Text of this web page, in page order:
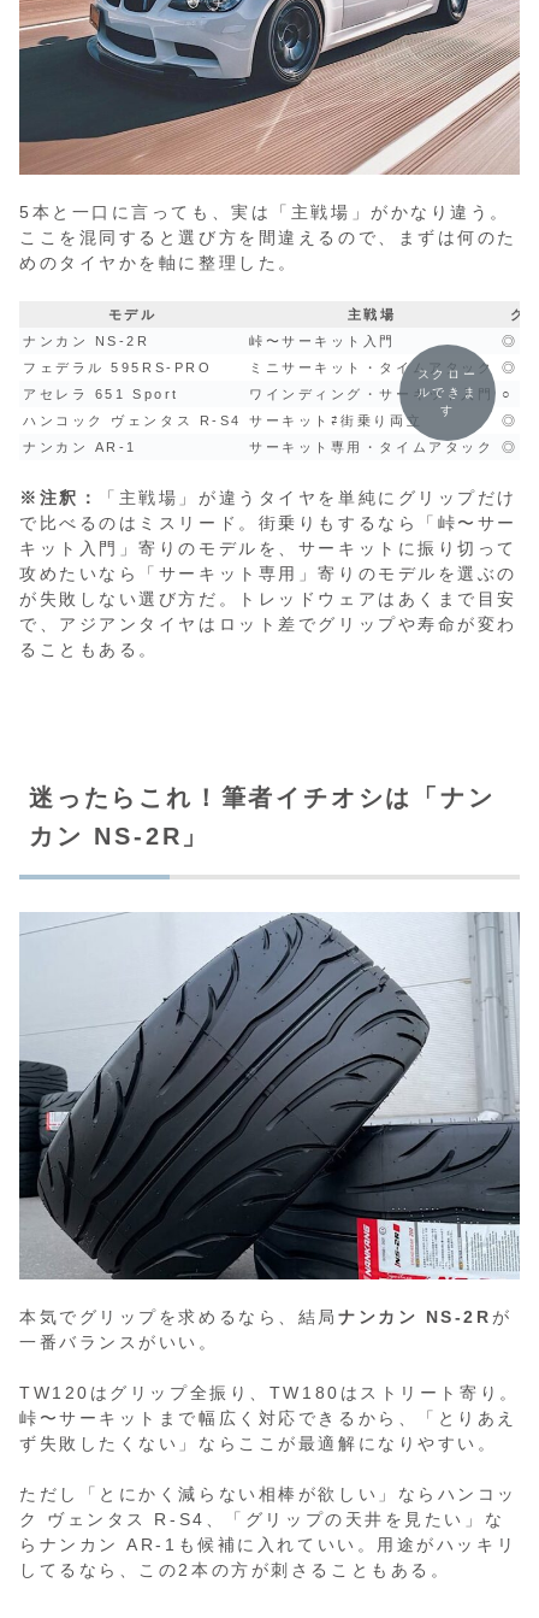
5本と一口に言っても、実は「主戦場」がかなり違う。
ここを混同すると選び方を間違えるので、まずは何のた
めのタイヤかを軸に整理した。
モデル 主戦場
グ
ナンカン NS-2R
峠〜サーキット入門
◎
フェデラル 595RS-PRO
ミニサーキット・タイムアタック
◎
アセレラ 651 Sport
ワインディング・サーキット入門
○
ハンコック ヴェンタス R-S4
サーキット⇄街乗り両立
◎（
ナンカン AR-1
サーキット専用・タイムアタック ◎
スクロー
ルできま
す
※注釈：
「主戦場」が違うタイヤを単純にグリップだけ
で比べるのはミスリード。街乗りもするなら「峠〜サー
キット入門」寄りのモデルを、サーキットに振り切って
攻めたいなら「サーキット専用」寄りのモデルを選ぶの
が失敗しない選び方だ。トレッドウェアはあくまで目安
で、アジアンタイヤはロット差でグリップや寿命が変わ
ることもある。
迷ったらこれ！筆者イチオシは「ナン
カン NS-2R」
本気でグリップを求めるなら、結局 ナンカン NS-2R が
一番バランスがいい。
TW120はグリップ全振り、TW180はストリート寄り。
峠〜サーキットまで幅広く対応できるから、「とりあえ
ず失敗したくない」ならここが最適解になりやすい。
ただし「とにかく減らない相棒が欲しい」ならハンコッ
ク ヴェンタス R-S4、「グリップの天井を見たい」な
らナンカン AR-1も候補に入れていい。用途がハッキリ
してるなら、この2本の方が刺さることもある。